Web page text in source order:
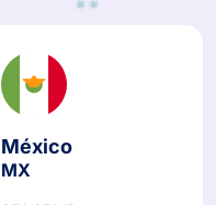
México
MX